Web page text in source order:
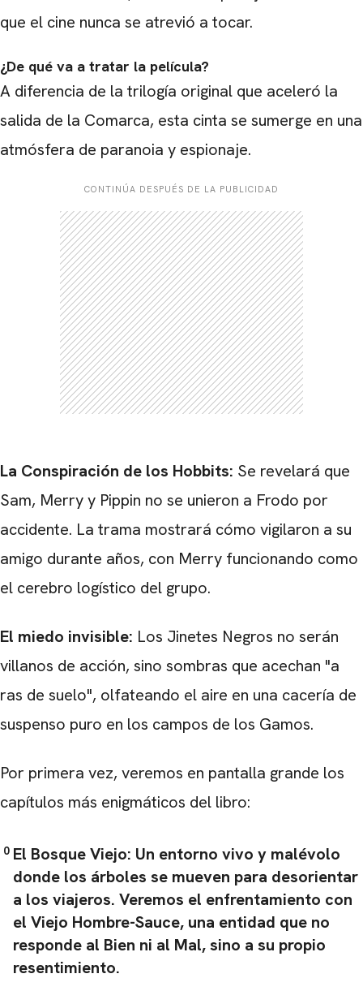
que el cine nunca se atrevió a tocar.
¿De qué va a tratar la película?
A diferencia de la trilogía original que aceleró la
salida de la Comarca, esta cinta se sumerge en una
atmósfera de paranoia y espionaje.
CONTINÚA DESPUÉS DE LA PUBLICIDAD
La Conspiración de los Hobbits: Se revelará que
Sam, Merry y Pippin no se unieron a Frodo por
accidente. La trama mostrará cómo vigilaron a su
amigo durante años, con Merry funcionando como
el cerebro logístico del grupo.
El miedo invisible: Los Jinetes Negros no serán
villanos de acción, sino sombras que acechan "a
ras de suelo", olfateando el aire en una cacería de
suspenso puro en los campos de los Gamos.
Por primera vez, veremos en pantalla grande los
capítulos más enigmáticos del libro:
El Bosque Viejo: Un entorno vivo y malévolo
donde los árboles se mueven para desorientar
a los viajeros. Veremos el enfrentamiento con
el Viejo Hombre-Sauce, una entidad que no
responde al Bien ni al Mal, sino a su propio
resentimiento.
CARREGANDO PUBLICIDADE